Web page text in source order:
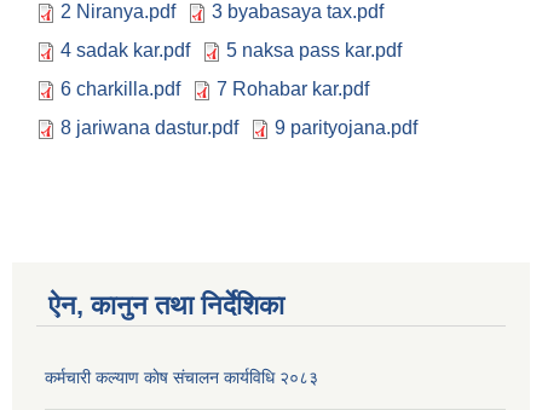
2 Niranya.pdf
3 byabasaya tax.pdf
4 sadak kar.pdf
5 naksa pass kar.pdf
6 charkilla.pdf
7 Rohabar kar.pdf
8 jariwana dastur.pdf
9 parityojana.pdf
ऐन, कानुन तथा निर्देशिका
कर्मचारी कल्याण काेष संचालन कार्यविधि २०८३